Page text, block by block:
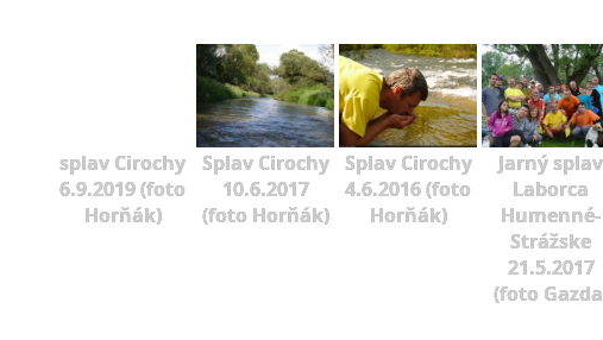
splav Cirochy
6.9.2019 (foto
Horňák)
Splav Cirochy
10.6.2017
(foto Horňák)
Splav Cirochy
4.6.2016 (foto
Horňák)
Jarný splav
Laborca
Humenné-
Strážske
21.5.2017
(foto